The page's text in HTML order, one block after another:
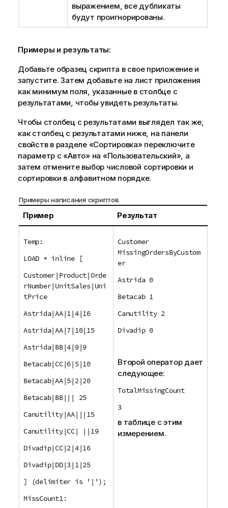
выражением, все дубликаты
будут проигнорированы.
Примеры и результаты:
Добавьте образец скрипта в свое приложение и
запустите. Затем добавьте на лист приложения
как минимум поля, указанные в столбце с
результатами, чтобы увидеть результаты.
Чтобы столбец с результатами выглядел так же,
как столбец с результатами ниже, на панели
свойств в разделе «Сортировка» переключите
параметр с «Авто» на «Пользовательский», а
затем отмените выбор числовой сортировки и
сортировки в алфавитном порядке.
Примеры написания скриптов
Пример Результат
Temp:
LOAD * inline [
Customer|Product|Orde
rNumber|UnitSales|Uni
tPrice
Astrida|AA|1|4|16
Astrida|AA|7|10|15
Astrida|BB|4|9|9
Betacab|CC|6|5|10
Betacab|AA|5|2|20
Betacab|BB||| 25
Canutility|AA|||15
Canutility|CC| ||19
Divadip|CC|2|4|16
Divadip|DD|3|1|25
] (delimiter is '|');
MissCount1:
Customer
MissingOrdersByCustom
er
Astrida 0
Betacab 1
Canutility 2
Divadip 0
Второй оператор дает
следующее:
TotalMissingCount
3
в таблице с этим
измерением.